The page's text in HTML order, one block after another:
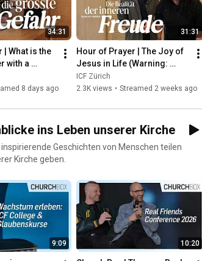
34:31
| What is the
with a
8 days ago
31:31
Hour of Prayer | The Joy of
Jesus in Life (Warning:
Enthusiasm Hazard) | ICF
Zurich
ICF Zürich
2.3K views • Streamed 2 weeks ago
ins Leben unserer Kirche
Geschichten von Menschen teilen
Kirche geben.
9:09 10:20